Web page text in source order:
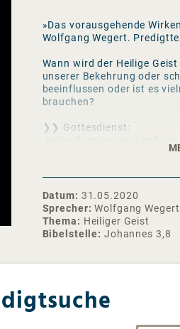
»Das vorausgehende
Wolfgang Wegert.
Wann wird der Heilige
unserer Bekehrung oder
beeinflussen oder ist es
brauchen?
❯❯ Gottesdienst:
Instagram: https://
Facebook: https://
Spotify:
https://open.spotify.com/
Datum
31.05.2020
Sprecher Wolfgang Wegert
Thema
Heiliger Geist
Bibelstelle
Johannes 3,8